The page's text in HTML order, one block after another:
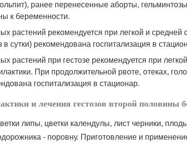
ранее перенесенные аборты,
к беременности.
растений рекомендуется при легкой и средней
сутки) рекомендована госпитализация в
растений при гестозе рекомендуется при
При продолжительной рвоте, отеках,
госпитализация в стационар.
и лечения гестозов второй половины
липы, цветки календулы, лист черники,
- поровну. Приготовление и